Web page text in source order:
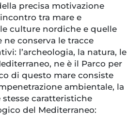
precisa motivazione
tra mare e
culture nordiche e quelle
conserva le tracce
l’archeologia, la natura, le
ne è il Parco per
di questo mare consiste
ambientale, la
caratteristiche
del Mediterraneo: